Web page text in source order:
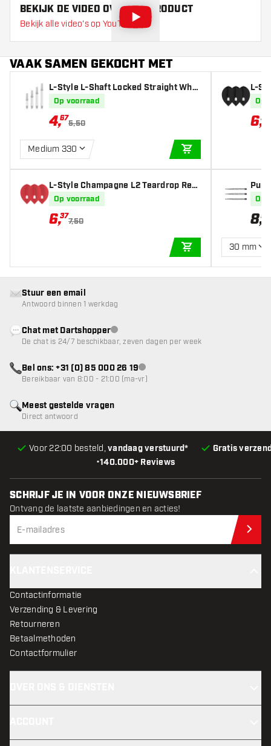
BEKIJK DE VIDEO OVER DIT PRODUCT
Bekijk alle video's op YouTube
VAAK SAMEN GEKOCHT MET
L-Style L-Shaft Locked Straight Whit
e - Dart Shafts
Op voorraad
4,67
5,50
Medium 330
L-Style Champagne L2 Teardrop Red
- Dart Flights
Op voorraad
6,37
7,50
IN WINKELWAGEN
L-
k -Op
6,37
Op
8,95
30 mm
•140.000+ Reviews
Voor 22:00 besteld,vandaag verstuurd* Gratis
Meest gestelde vragen
Direct antwoord
Stuur een email
Antwoord binnen 1 werkdag
Chat met Dartshopperklantenservice niet beschikbaar
De chat is 24/7 beschikbaar, zeven dagen per week
Bel ons: +31 (0) 85 000 26 19klantenservice niet beschikbaar
Bereikbaar van 8:00 - 21:00 (ma-vr)
SCHRIJF JE IN VOOR ONZE NIEUWSBRIEF
Ontvang de laatste aanbiedingen en acties!
Contactinformatie
Verzending & Levering
Retourneren
Betaalmethoden
Contactformulier